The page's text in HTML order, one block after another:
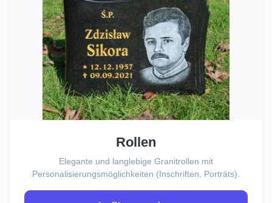
Rollen
Elegante und langlebige Granitrollen mit
Personalisierungsmöglichkeiten (Inschriften, Porträts).